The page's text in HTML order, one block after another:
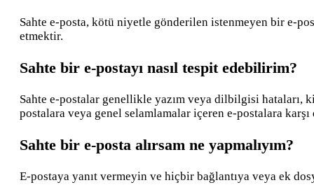
Sahte e-posta, kötü niyetle gönderilen istenmeyen bir e-
etmektir.
Sahte bir e-postayı nasıl tespit edebilirim?
Sahte e-postalar genellikle yazım veya dilbilgisi
postalara veya genel selamlamalar içeren e-postalara
Sahte bir e-posta alırsam ne yapmalıyım?
E-postaya yanıt vermeyin ve hiçbir bağlantıya veya ek